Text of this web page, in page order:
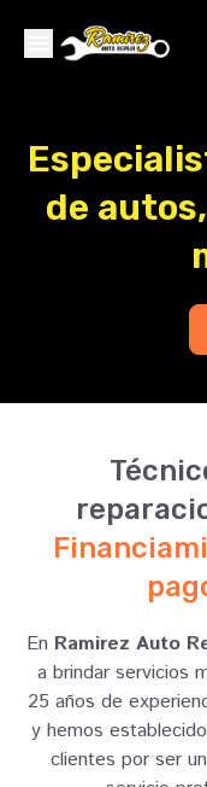
de
En Ramirez Auto
a brindar servicios
25 años de
y hemos
clientes por ser